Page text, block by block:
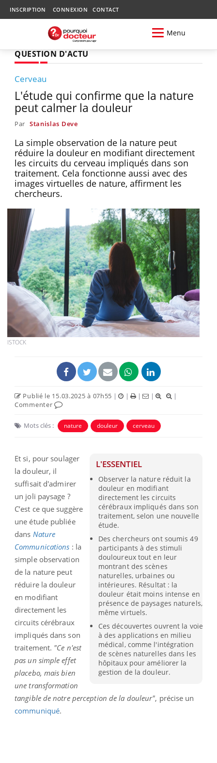
INSCRIPTION CONNEXION CONTACT
Menu
QUESTION D'ACTU
Cerveau
L'étude qui confirme que la nature
peut calmer la douleur
Par Stanislas Deve
La simple observation de la nature peut
réduire la douleur en modifiant directement
les circuits du cerveau impliqués dans son
traitement. Cela fonctionne aussi avec des
images virtuelles de nature, affirment les
chercheurs.
ISTOCK
Publié le 15.03.2025 à 07h55 | | | |
|
Commenter
Mots clés : nature douleur cerveau
L'ESSENTIEL
Observer la nature réduit la
douleur en modifiant
directement les circuits
cérébraux impliqués dans son
traitement, selon une nouvelle
étude.
Des chercheurs ont soumis 49
participants à des stimuli
douloureux tout en leur
montrant des scènes
naturelles, urbaines ou
intérieures. Résultat : la
douleur était moins intense en
présence de paysages naturels,
même virtuels.
Ces découvertes ouvrent la voie
à des applications en milieu
médical, comme l'intégration
de scènes naturelles dans les
hôpitaux pour améliorer la
gestion de la douleur.
Et si, pour soulager
la douleur, il
suffisait d'admirer
un joli paysage ?
C’est ce que suggère
une étude publiée
dans Nature
Communications : la
simple observation
de la nature peut
réduire la douleur
en modifiant
directement les
circuits cérébraux
impliqués dans son
traitement. "Ce n'est
pas un simple effet
placebo, mais bien
une transformation
tangible de notre perception de la douleur", précise un
communiqué.